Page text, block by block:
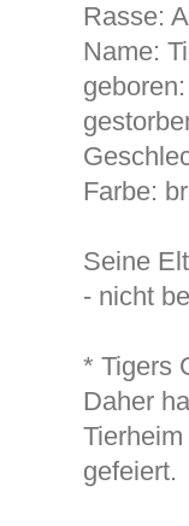
Rasse:
Name:
Farbe:
Seine
- nicht
* Tigers
Daher
gefeiert.